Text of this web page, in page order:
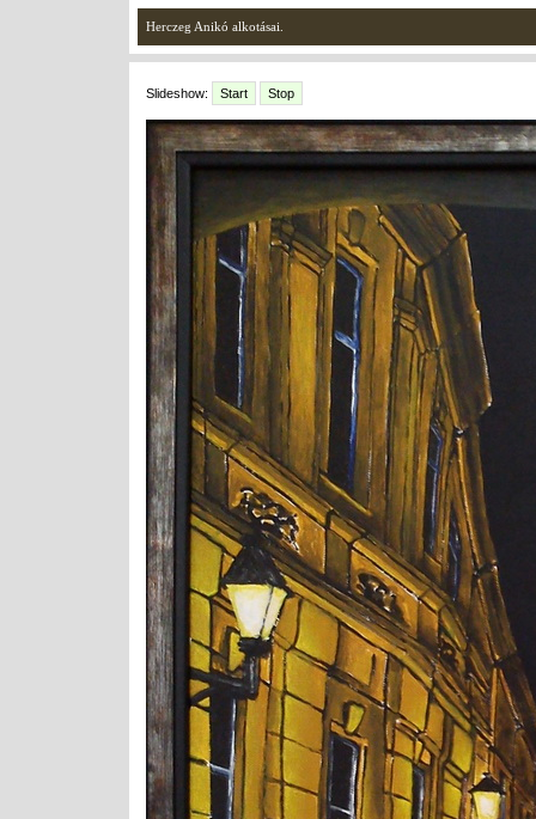
Herczeg Anikó alkotásai.
Slideshow: Start Stop